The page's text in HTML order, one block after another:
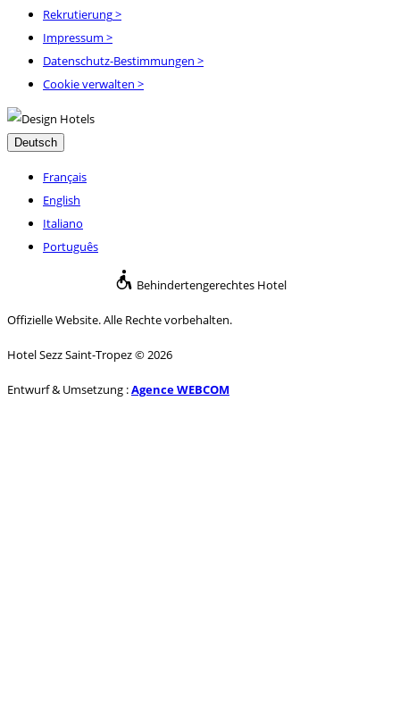
Rekrutierung>
Impressum >
Datenschutz-Bestimmungen >
Cookie verwalten >
Deutsch
Français
English
Italiano
Português
Behindertengerechtes Hotel
Offizielle Website. Alle Rechte vorbehalten.
Hotel Sezz Saint-Tropez © 2026
Entwurf & Umsetzung :Agence WEBCOM